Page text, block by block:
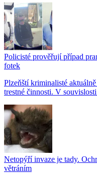
Policisté prověřují případ
fotek
Plzeňští kriminalisté
trestné činnosti. V
Netopýří invaze je tady.
větráním